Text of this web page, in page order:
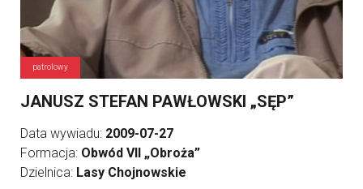
patrolowy
JANUSZ STEFAN PAWŁOWSKI „SĘP”
Data wywiadu: 2009-07-27
Formacja: Obwód VII „Obroża”
Dzielnica: Lasy Chojnowskie